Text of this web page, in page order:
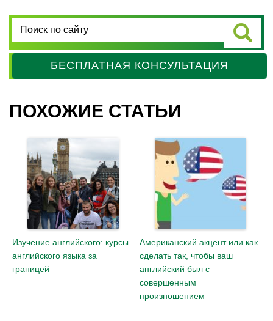
БЕСПЛАТНАЯ КОНСУЛЬТАЦИЯ
ПОХОЖИЕ СТАТЬИ
Изучение английского: курсы
английского языка за
границей
Американский акцент или как
сделать так, чтобы ваш
английский был с
совершенным
произношением